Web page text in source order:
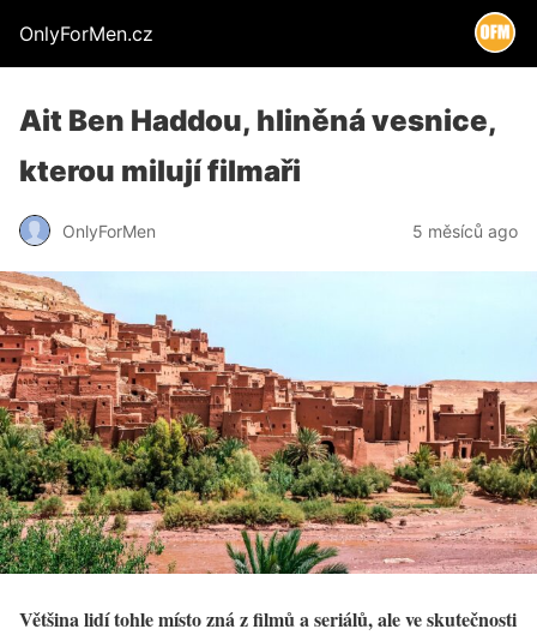
OnlyForMen.cz
Ait Ben Haddou, hliněná vesnice,
kterou milují filmaři
OnlyForMen 5 měsíců ago
Většina lidí tohle místo zná z filmů a seriálů, ale ve skutečnosti